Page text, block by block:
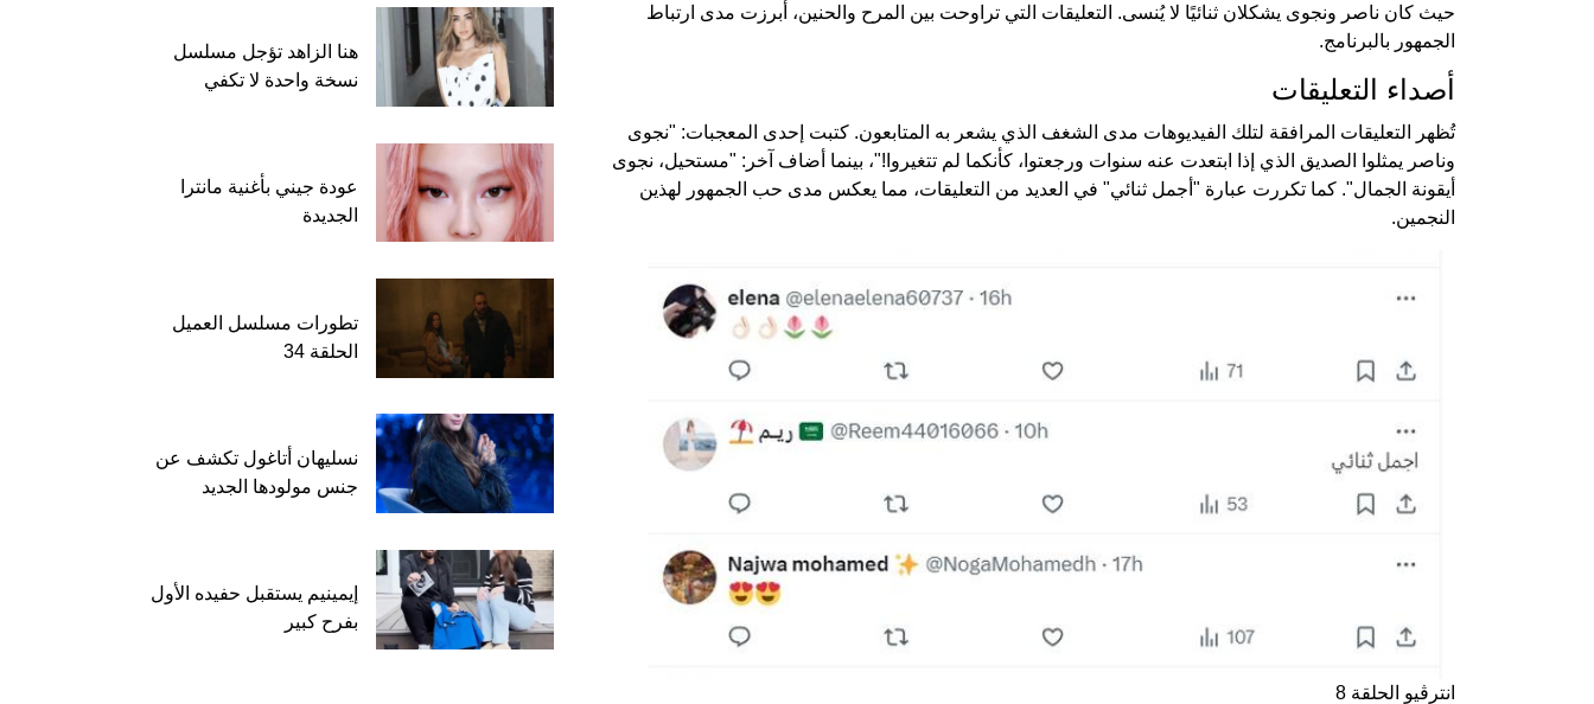
حيث كان ناصر ونجوى يشكلان ثنائيًا لا يُنسى. التعليقات التي تراوحت بين المرح والحنين، أبرزت مدى ارتباط
الجمهور بالبرنامج.
أصداء التعليقات
تُظهر التعليقات المرافقة لتلك الفيديوهات مدى الشغف الذي يشعر به المتابعون. كتبت إحدى المعجبات: "نجوى
وناصر يمثلوا الصديق الذي إذا ابتعدت عنه سنوات ورجعتوا، كأنكما لم تتغيروا!"، بينما أضاف آخر: "مستحيل، نجوى
أيقونة الجمال". كما تكررت عبارة "أجمل ثنائي" في العديد من التعليقات، مما يعكس مدى حب الجمهور لهذين
النجمين.
انترڤيو الحلقة 8
هنا الزاهد تؤجل مسلسل
نسخة واحدة لا تكفي
عودة جيني بأغنية مانترا
الجديدة
تطورات مسلسل العميل
الحلقة 34
نسليهان أتاغول تكشف عن
جنس مولودها الجديد
إيمينيم يستقبل حفيده الأول
بفرح كبير